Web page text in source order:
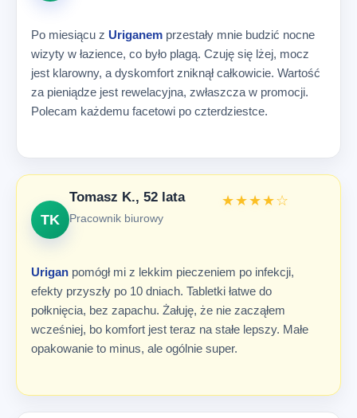
Po miesiącu z Uriganem przestały mnie budzić nocne
wizyty w łazience, co było plagą. Czuję się lżej, mocz
jest klarowny, a dyskomfort zniknął całkowicie. Wartość
za pieniądze jest rewelacyjna, zwłaszcza w promocji.
Polecam każdemu facetowi po czterdziestce.
TK
Tomasz K., 52 lata
Pracownik biurowy
★★★★☆
Urigan pomógł mi z lekkim pieczeniem po infekcji,
efekty przyszły po 10 dniach. Tabletki łatwe do
połknięcia, bez zapachu. Żałuję, że nie zacząłem
wcześniej, bo komfort jest teraz na stałe lepszy. Małe
opakowanie to minus, ale ogólnie super.